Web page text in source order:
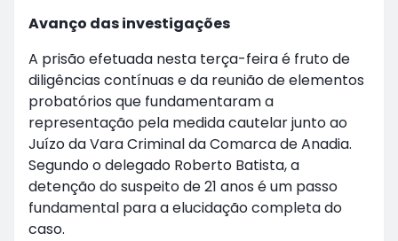
Avanço das investigações
A prisão efetuada nesta terça-feira é fruto de
diligências contínuas e da reunião de elementos
probatórios que fundamentaram a
representação pela medida cautelar junto ao
Juízo da Vara Criminal da Comarca de Anadia.
Segundo o delegado Roberto Batista, a
detenção do suspeito de 21 anos é um passo
fundamental para a elucidação completa do
caso.